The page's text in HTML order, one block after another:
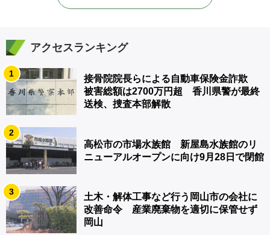
アクセスランキング
1
接骨院院長らによる自動車保険金詐欺
被害総額は2700万円超 香川県警が最終
送検、捜査本部解散
2
高松市の市場水族館 新屋島水族館のリ
ニューアルオープンに向け9月28日で閉館
3
土木・解体工事など行う岡山市の会社に
改善命令 産業廃棄物を適切に保管せず
岡山